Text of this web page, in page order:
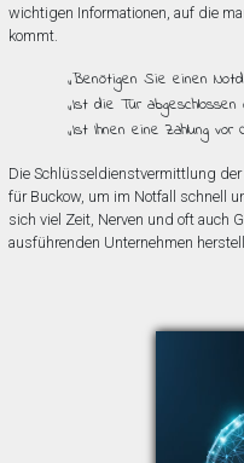
wichtigen Informationen, auf die
kommt.
„Benötigen Sie einen
„Ist die Tür abgeschlossen
„Ist Ihnen eine Zahlung
Die Schlüsseldienstvermittlung
für Buckow, um im Notfall schnell
sich viel Zeit, Nerven und oft auch
ausführenden Unternehmen